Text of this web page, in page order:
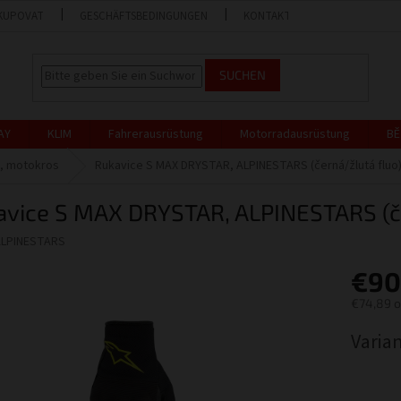
SUCHEN
KLIM Fahrerausrüstung Motorradausrüstung
S MAX DRYSTAR,